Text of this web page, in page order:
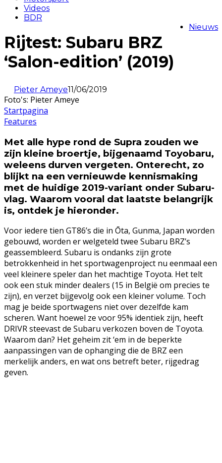
Videos
BDR
Nieuws
Rijtest: Subaru BRZ
‘Salon-edition’ (2019)
Pieter Ameye11/06/2019
Foto's: Pieter Ameye
Startpagina
Features
Met alle hype rond de Supra zouden we
zijn kleine broertje, bijgenaamd Toyobaru,
weleens durven vergeten. Onterecht, zo
blijkt na een vernieuwde kennismaking
met de huidige 2019-variant onder Subaru-
vlag. Waarom vooral dat laatste belangrijk
is, ontdek je hieronder.
Voor iedere tien GT86’s die in Ōta, Gunma, Japan worden
gebouwd, worden er welgeteld twee Subaru BRZ’s
geassembleerd. Subaru is ondanks zijn grote
betrokkenheid in het sportwagenproject nu eenmaal een
veel kleinere speler dan het machtige Toyota. Het telt
ook een stuk minder dealers (15 in België om precies te
zijn), en verzet bijgevolg ook een kleiner volume. Toch
mag je beide sportwagens niet over dezelfde kam
scheren. Want hoewel ze voor 95% identiek zijn, heeft
DRIVR steevast de Subaru verkozen boven de Toyota.
Waarom dan? Het geheim zit ‘em in de beperkte
aanpassingen van de ophanging die de BRZ een
merkelijk anders, en wat ons betreft beter, rijgedrag
geven.